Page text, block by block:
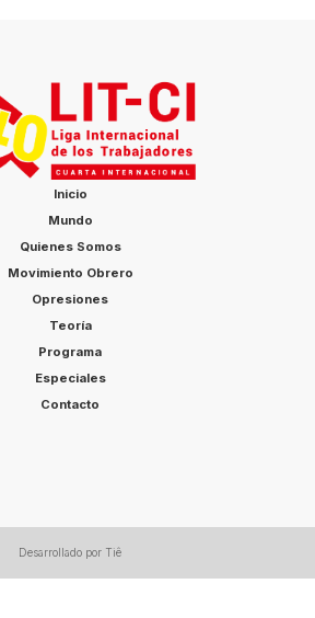
Inicio
Mundo
Quienes Somos
Movimiento Obrero
Opresiones
Teoría
Programa
Especiales
Contacto
Desarrollado por Tiê